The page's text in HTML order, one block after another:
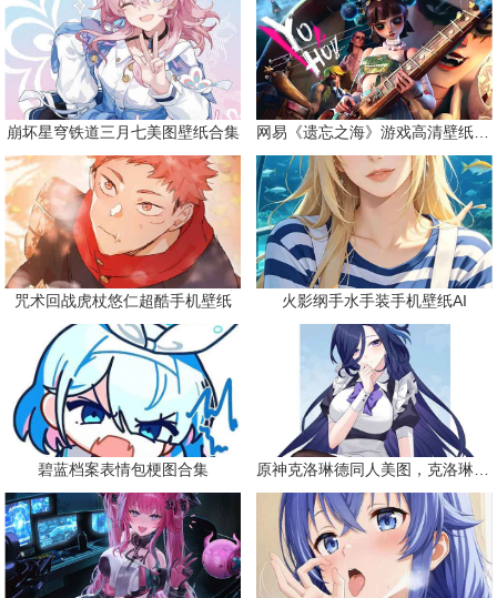
崩坏星穹铁道三月七美图壁纸合集 网易《遗忘之海》游戏高清壁纸精选
咒术回战虎杖悠仁超酷手机壁纸 火影纲手水手装手机壁纸AI
碧蓝档案表情包梗图合集 原神克洛琳德同人美图，克洛琳德战败会怎样